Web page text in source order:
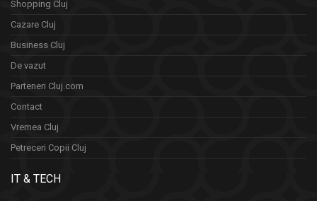
Shopping Cluj
Cazare Cluj
Business Cluj
De vazut
Parteneri Cluj.com
Contact
Vremea Cluj
Petreceri Copii Cluj
IT & TECH